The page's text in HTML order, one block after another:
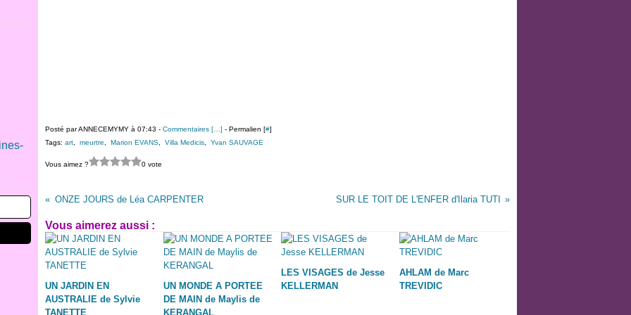
Posté par ANNECEMYMY à 07:43 - Commentaires [ ] - Permalien [#]
Tags: art meurtre Marion EVANS Villa Medicis Yvan SAUVAGE
Vous aimez ? 0 vote
ONZE JOURS de Léa CARPENTER SUR LE TOIT DE L'ENFER d'Ilaria TUTI
Vous aimerez aussi :
UN JARDIN EN
AUSTRALIE de Sylvie
TANETTE
UN MONDE A PORTEE
DE MAIN de Maylis de
KERANGAL
LES VISAGES de Jesse
KELLERMAN
AHLAM de Marc
TREVIDIC